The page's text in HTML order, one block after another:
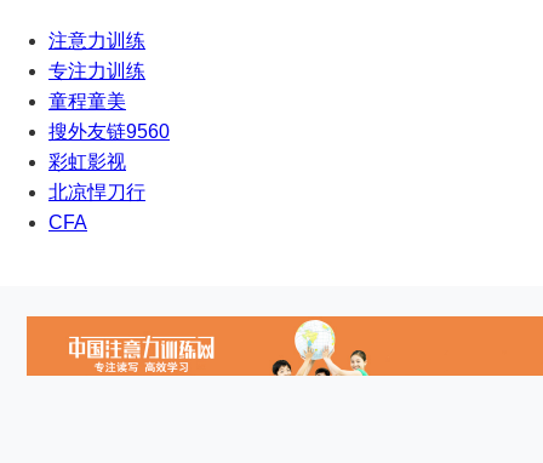
注意力训练
专注力训练
童程童美
搜外友链9560
彩虹影视
北凉悍刀行
CFA